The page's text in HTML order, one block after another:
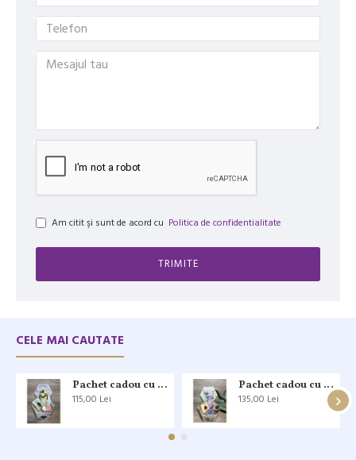
Am citit şi sunt de acord cu Politica de confidentialitate
TRIMITE
CELE MAI CAUTATE
Pachet cadou cu produse naturale și mirosuri irezistibile
115,00 Lei
Pachet cadou cu produse naturale
135,00 Lei